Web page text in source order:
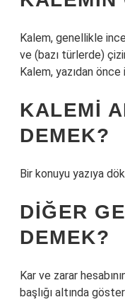
Kalem, genellikle
ve (bazı türlerde)
Kalem, yazıdan
KALEMI
DEMEK?
Bir konuyu yazıya
DIĞER
DEMEK?
Kar ve zarar
başlığı altında